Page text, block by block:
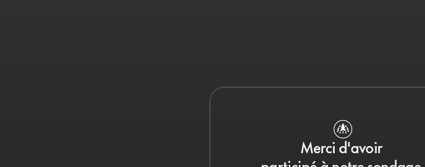
Merci d'avoir